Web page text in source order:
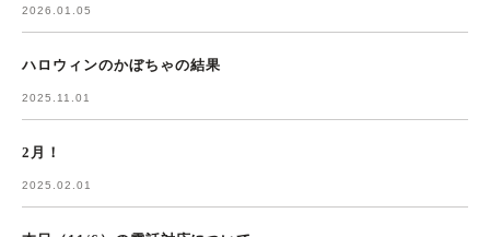
2026.01.05
ハロウィンのかぼちゃの結果
2025.11.01
2月！
2025.02.01